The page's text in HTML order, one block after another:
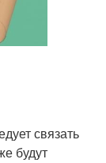
связать
будут